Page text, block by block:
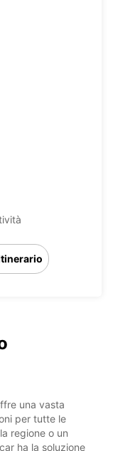
una vasta
per tutte le
regione o un
ha la soluzione